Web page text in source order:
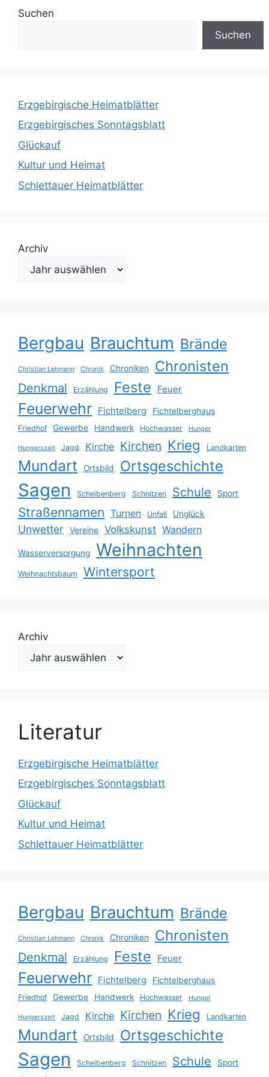
Suchen
Suchen
Erzgebirgische Heimatblätter
Erzgebirgisches Sonntagsblatt
Glückauf
Kultur und Heimat
Schlettauer Heimatblätter
Archiv
Bergbau Brauchtum Brände
Christian Lehmann Chronik Chroniken Chronisten
Denkmal Erzählung Feste Feuer
Feuerwehr Fichtelberg Fichtelberghaus
Friedhof Gewerbe Handwerk Hochwasser Hunger
Hungerszeit Jagd Kirche Kirchen Krieg Landkarten
Mundart Ortsbild Ortsgeschichte
Sagen Scheibenberg Schnitzen Schule Sport
Straßennamen Turnen Unfall Unglück
Unwetter Vereine Volkskunst Wandern
Wasserversorgung Weihnachten
Weihnachtsbaum Wintersport
Archiv
Literatur
Erzgebirgische Heimatblätter
Erzgebirgisches Sonntagsblatt
Glückauf
Kultur und Heimat
Schlettauer Heimatblätter
Bergbau Brauchtum Brände
Christian Lehmann Chronik Chroniken Chronisten
Denkmal Erzählung Feste Feuer
Feuerwehr Fichtelberg Fichtelberghaus
Friedhof Gewerbe Handwerk Hochwasser Hunger
Hungerszeit Jagd Kirche Kirchen Krieg Landkarten
Mundart Ortsbild Ortsgeschichte
Sagen Scheibenberg Schnitzen Schule Sport